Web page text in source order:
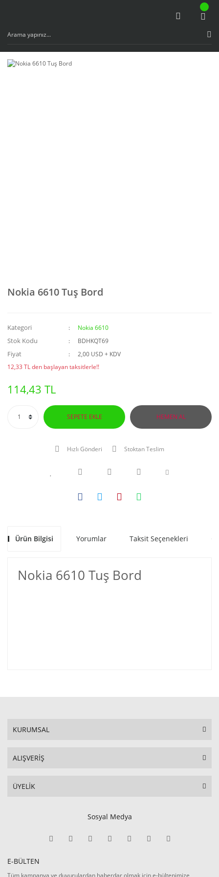
Nokia 6610 Tuş Bord
Kategori Nokia 6610
Stok Kodu BDHKQT69
Fiyat
2,00 USD + KDV
12,33 TL den başlayan taksitlerle!!
114,43 TL
SEPETE EKLE HEMEN AL
Hızlı Gönderi Stoktan Teslim
Ürün Bilgisi Yorumlar Taksit Seçenekleri
Nokia 6610 Tuş Bord
KURUMSAL
ALIŞVERİŞ
ÜYELİK
Sosyal Medya
E-BÜLTEN
Tüm kampanya ve duyurulardan haberdar olmak için e-bültenimize